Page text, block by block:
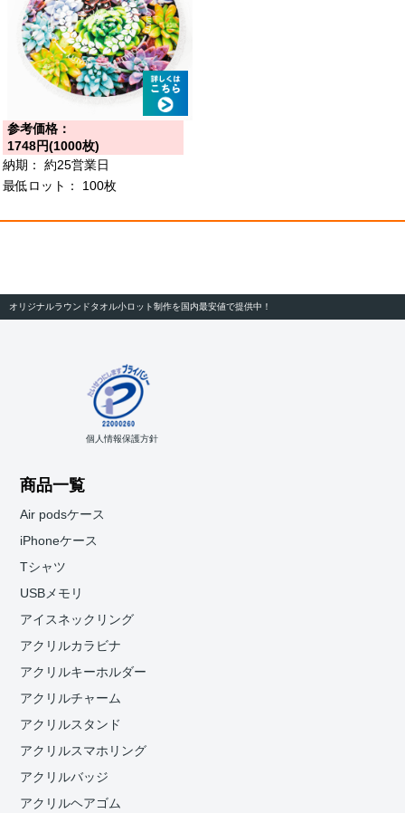
参考価格：
1748円(1000枚)
納期：
約25営業日
最低ロット：
100枚
オリジナルラウンドタオル小ロット制作を国内最安値で提供中！
個人情報保護方針
商品一覧
Air podsケース
iPhoneケース
Tシャツ
USBメモリ
アイスネックリング
アクリルカラビナ
アクリルキーホルダー
アクリルチャーム
アクリルスタンド
アクリルスマホリング
アクリルバッジ
アクリルヘアゴム